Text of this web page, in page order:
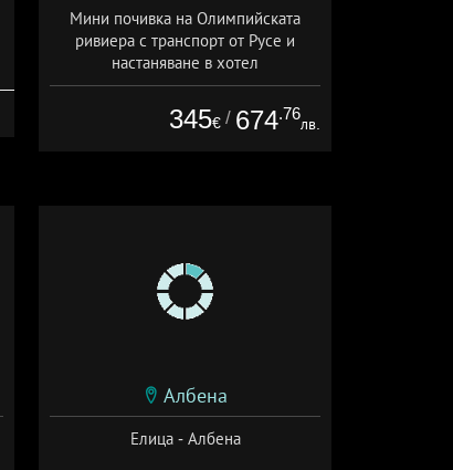
Мини почивка на Олимпийската
ривиера с транспорт от Русе и
настаняване в хотел
Дата: 18.09 - 23.09 + закуска
345€ / 674.76
лв.
Албена
Елица - Албена